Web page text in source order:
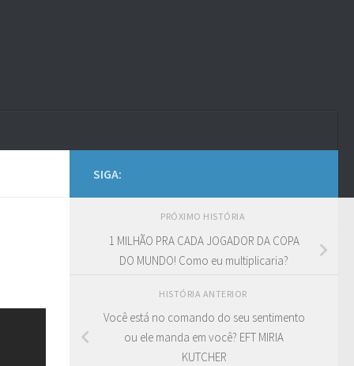
SIGA:
PRÓXIMO HISTÓRIA
1 MILHÃO PRA CADA JOGADOR DA COPA
DO MUNDO! Como eu multiplicaria?
HISTÓRIA ANTERIOR
Você está no comando do seu sentimento
ou ele manda em você? EFT MIRIA
KUTCHER